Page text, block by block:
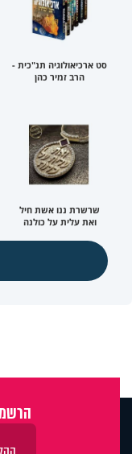
סט ארכיאולוגיה תנ"כית -
הרב זמיר כהן
שרשרת ננו אשת חיל
ואת עלית על כולנה